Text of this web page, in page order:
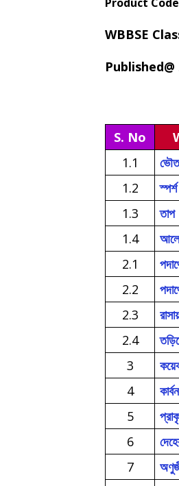
WBBSE
Published@
S. No
1.1
ভৌত
1.2
1.3
তাপ
1.4
2.1
2.2
2.3
2.4
3
4
5
6
7